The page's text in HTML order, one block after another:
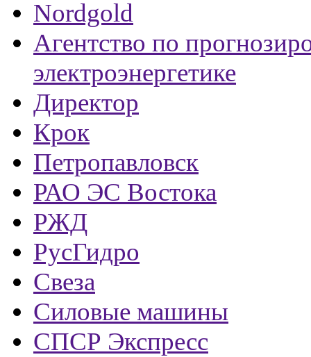
Nordgold
Агентство по
электроэнергетике
Директор
Крок
Петропавловск
РАО ЭС Востока
РЖД
РусГидро
Свеза
Силовые машины
СПСР Экспресс